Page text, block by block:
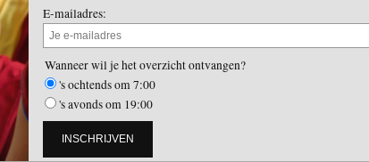
E-mailadres:
Wanneer wil je het overzicht ontvangen?
's ochtends om 7:00
's avonds om 19:00